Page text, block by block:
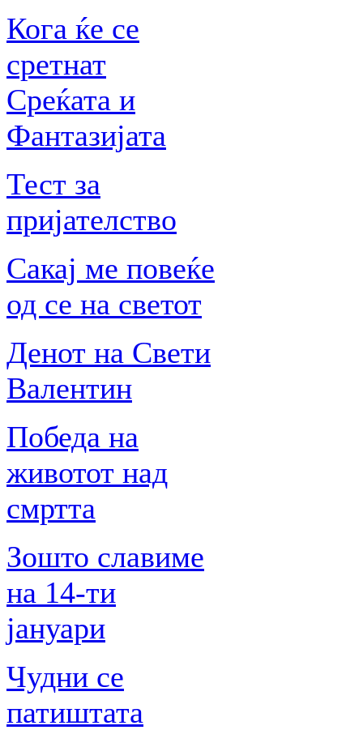
Кога ќе се
сретнат
Среќата и
Фантазијата
Тест за
пријателство
Сакај ме повеќе
од се на светот
Денот на Свети
Валентин
Победа на
животот над
смртта
Зошто славиме
на 14-ти
јануари
Чудни се
патиштата